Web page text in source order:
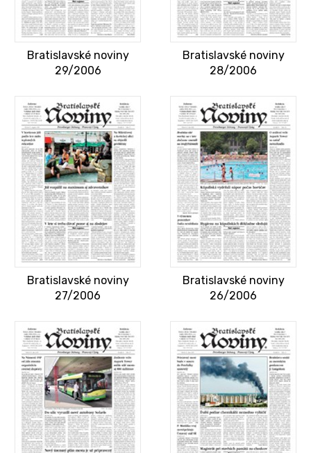
Bratislavské noviny
29/2006
Bratislavské noviny
28/2006
Bratislavské noviny
27/2006
Bratislavské noviny
26/2006